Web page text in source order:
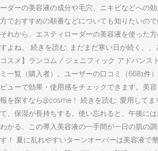
ーダーの美容液の成分や毛穴、ニキビなどへの
方でおすすめの順番などについても知りたいので
それから、エスティローダーの美容液を使った
すよね。 続きを読む, まだまだ寒い日が続く、、
コスメ】ランコム / ジェニフィック アドバンス
ミ一覧（購入者）。ユーザーの口コミ（6681件
ビューで効果・使用感をチェックできます。美
報を探すなら@cosme！ 続きを読む, 愛用してま
て、保湿が長持ちする。使い忘れると、午後に
わかる。この導入美容液の一手間が一日の肌の
す！ 夏に乱れやすいターンオーバーは美容液で